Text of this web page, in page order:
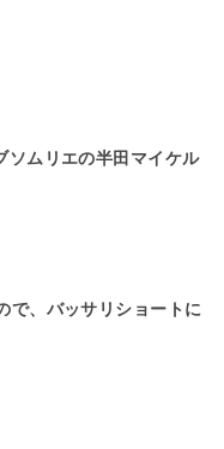
ソムリエの半田マイケル
で、バッサリショートに